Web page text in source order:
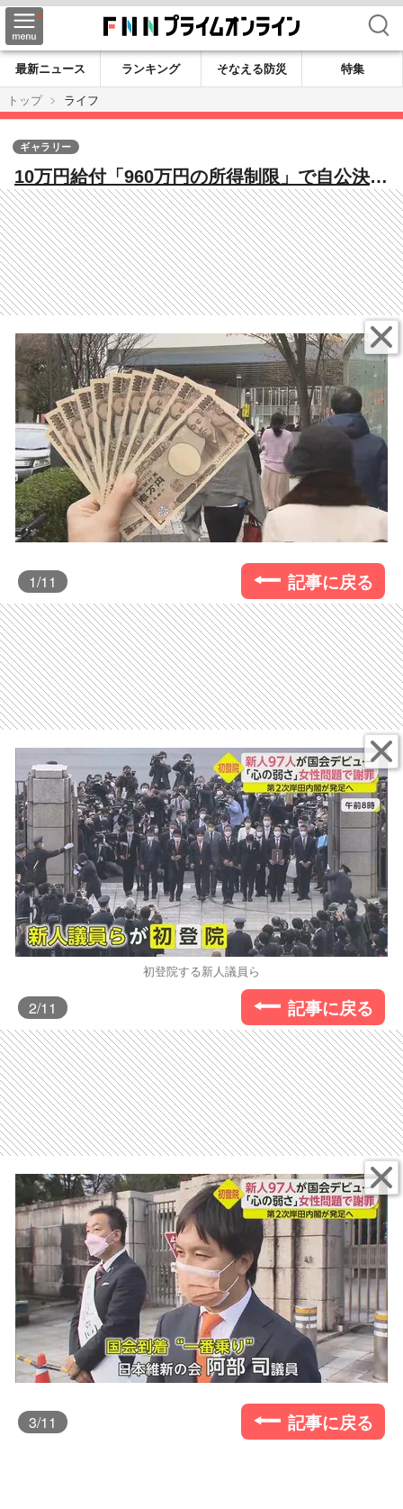
検索
最新ニュース ランキング そなえる防災
特集
トップ
ライフ
10万円給付「960万円の所得制限」で自公決着
も…半分はクーポン支給に子育て世帯から賛
否の声
ギャラリー
1/11 記事に戻る
初登院する新人議員ら
2/11 記事に戻る
3/11 記事に戻る